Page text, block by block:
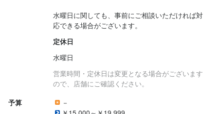
こだわりポイント
水曜日に関しても、事前にご相談いただければ対
応できる場合がございます。
定休日
水曜日
営業時間・定休日は変更となる場合がございます
ので、店舗にご確認ください。
予算
－
★インスタもやっています！
https://www.instagram.com/sushi_ryuka/
アカウントは「sushi_ryuka」
もし少しでも興味もっていただけましたら、ぜひ弊社のHPやTikT
ok見ていただけると嬉しいです。お店の雰囲気を知って頂けます
身に付くスキル